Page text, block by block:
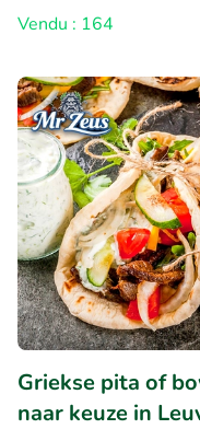
Vendu : 164
Griekse pita of
naar keuze in